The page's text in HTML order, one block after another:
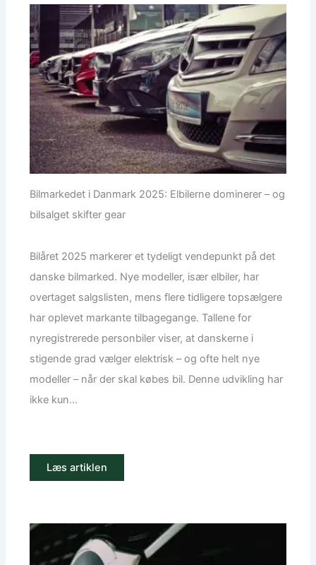
Bilmarkedet i Danmark 2025: Elbilerne dominerer – og
bilsalget skifter gear
Bilåret 2025 markerer et tydeligt vendepunkt på det
danske bilmarked. Nye modeller, især elbiler, har
overtaget salgslisten, mens flere tidligere topsælgere
har oplevet markante tilbagegange. Tallene for
nyregistrerede personbiler viser, at danskerne i
stigende grad vælger elektrisk – og ofte helt nye
modeller – når der skal købes bil. Denne udvikling har
ikke kun...
Læs artiklen